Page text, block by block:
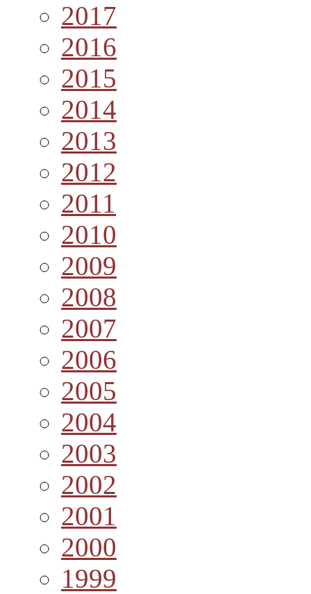
2017
2016
2015
2014
2013
2012
2011
2010
2009
2008
2007
2006
2005
2004
2003
2002
2001
2000
1999